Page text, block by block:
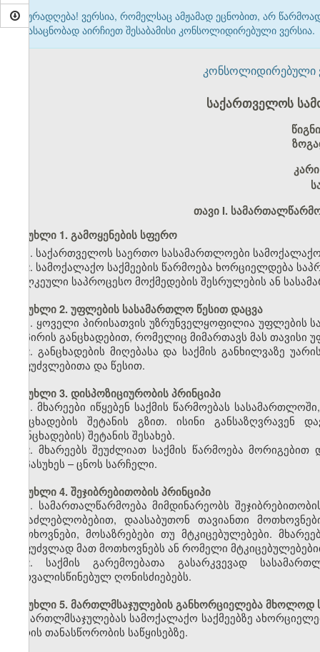
ყურადღება! ვერსია, რომელსაც ამჟამად ეცნობით, არ
გასაცნობად აირჩიეთ შესაბამისი კონსოლიდირებული ვერსია.
კონსოლიდირებული
საქართველოს
თავი I.
მუხლი 1. გამოყენების სფერო
1. საქართველოს საერთო სასამართლოები
2. სამოქალაქო საქმეების წარმოება ხორციელდება
ცალკეული საპროცესო მოქმედების შესრულების ან
მუხლი 2. უფლების სასამართლო წესით დაცვა
1. ყოველი პირისათვის უზრუნველყოფილია უფლების
იმ პირის განცხადებით, რომელიც მიმართავს მას
2. განცხადების მიღებასა და საქმის განხილვაზე
საფუძვლებითა და წესით.
მუხლი 3. დისპოზიციურობის პრინციპი
1. მხარეები იწყებენ საქმის წარმოებას
განცხადების შეტანის გზით. ისინი
(განცხადების) შეტანის შესახებ.
2. მხარეებს შეუძლიათ საქმის წარმოება
მოპასუხეს – ცნოს სარჩელი.
მუხლი 4. შეჯიბრებითობის პრინციპი
1. სამართალწარმოება მიმდინარეობს
შესაძლებლობებით, დაასაბუთონ თავიანთი
მოთხოვნები, მოსაზრებები თუ მტკიცებულებები.
საფუძვლად მათ მოთხოვნებს ან რომელი
2. საქმის გარემოებათა გასარკვევად
გათვალისწინებულ ღონისძიებებს.
მუხლი 5. მართლმსაჯულების განხორციელება მხოლოდ
მართლმსაჯულებას სამოქალაქო საქმეებზე
პირის თანასწორობის საწყისებზე.